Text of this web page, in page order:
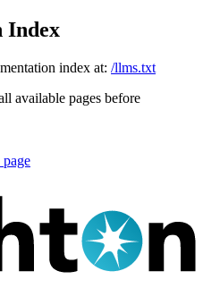
Index
index at: /llms.txt
available pages before
page